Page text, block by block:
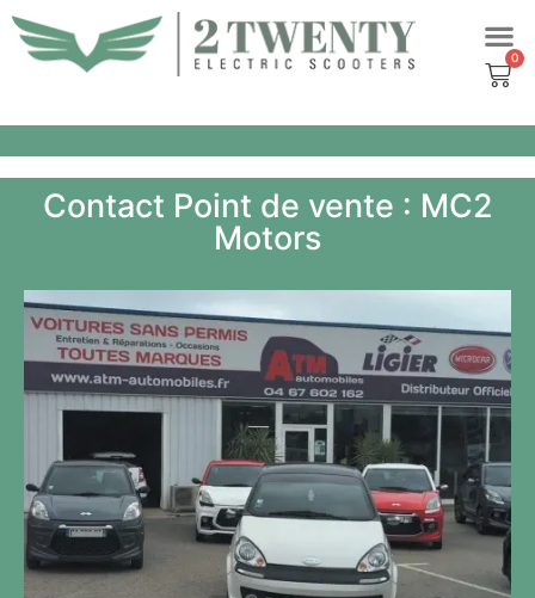
Aller
au
Contact Point de vente : MC2
Motors